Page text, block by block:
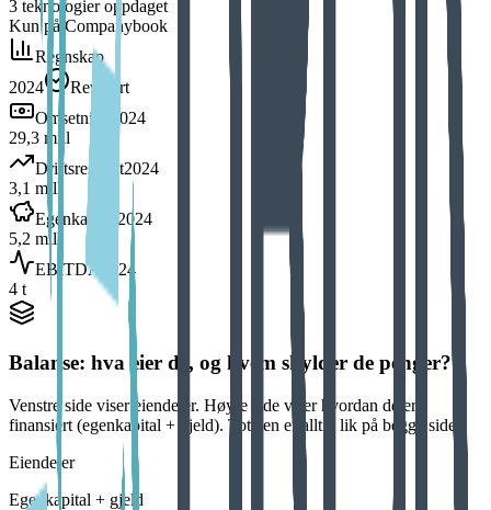
3 teknologier oppdaget
Kun på Companybook
Regnskap
2024
Revidert
Omsetning
2024
29,3 mill
Driftsresultat2024
3,1 mill
Egenkapital 2024
5,2 mill
EBITDA
2024
4 t
Balanse: hva eier de, og hvem skylder de penger?
Venstre side viser eiendeler. Høyre side viser hvordan de er
finansiert (egenkapital + gjeld). Totalen er alltid lik på begge sider.
Eiendeler
Egenkapital + gjeld